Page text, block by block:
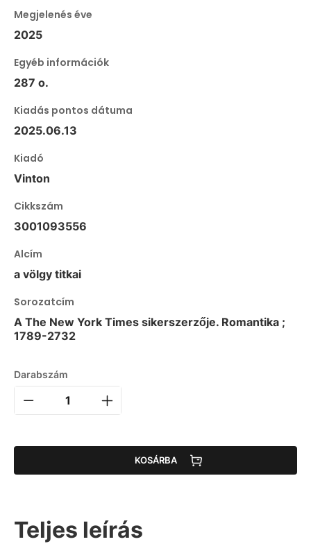
Megjelenés éve
2025
Egyéb információk
287 o.
Kiadás pontos dátuma
2025.06.13
Kiadó
Vinton
Cikkszám
3001093556
Alcím
a völgy titkai
Sorozatcím
A The New York Times sikerszerzője. Romantika ;
1789-2732
Darabszám
KOSÁRBA
Teljes leírás